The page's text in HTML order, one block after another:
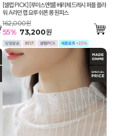
[셀럽 PICK] [루이스엔젤] 베리체 드레시 퍼플 플라
워 A라인 랩 요루 쉬폰 롱 원피스
162,000원
55% 73,200원